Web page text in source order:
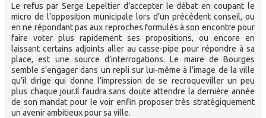
Le refus par Serge Lepeltier d’accepter le débat en coupant le
micro de l’opposition municipale lors d’un précédent conseil, ou
en ne répondant pas aux reproches formulés à son encontre pour
faire voter plus rapidement ses propositions, ou encore en
laissant certains adjoints aller au casse-pipe pour répondre à sa
place, est une source d’interrogations. Le maire de Bourges
semble s’engager dans un repli sur lui-même à l’image de la ville
qu’il dirige qui donne l’impression de se recroqueviller un peu
plus chaque jour.Il faudra sans doute attendre la dernière année
de son mandat pour le voir enfin proposer très stratégiquement
un avenir ambitieux pour sa ville.